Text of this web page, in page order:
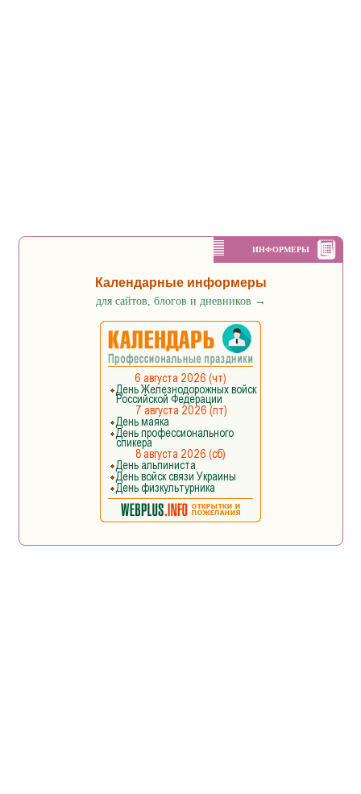
ИНФОРМЕРЫ
Календарные информеры
для сайтов, блогов и дневников →